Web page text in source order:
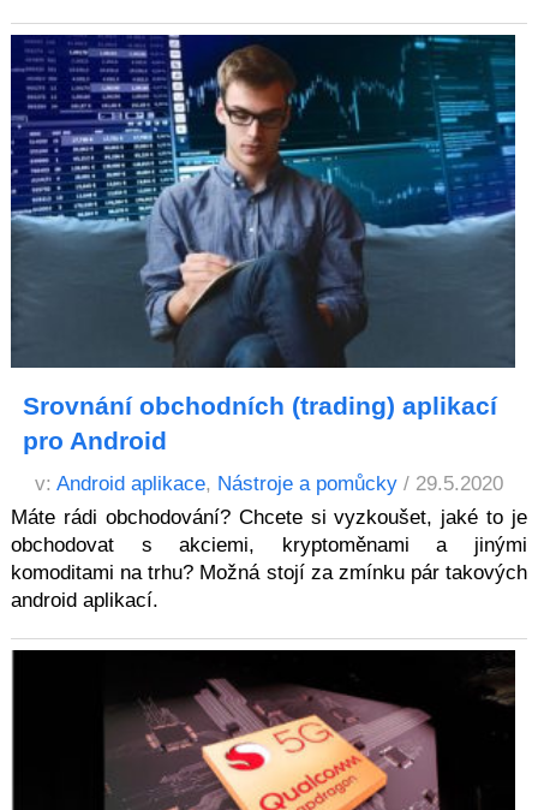
Srovnání obchodních (trading) aplikací
pro Android
v: Android aplikace, Nástroje a pomůcky / 29.5.2020
Máte rádi obchodování? Chcete si vyzkoušet, jaké to je
obchodovat s akciemi, kryptoměnami a jinými
komoditami na trhu? Možná stojí za zmínku pár takových
android aplikací.